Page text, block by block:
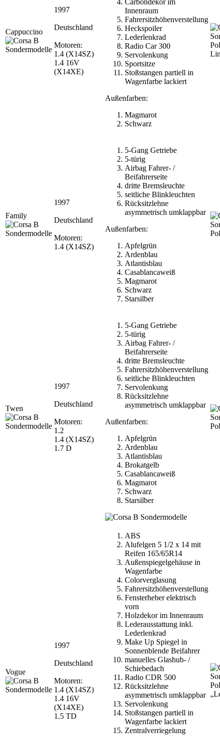
Cappuccino
1997
Deutschland
Motoren:
1.4 (X14SZ)
1.4 16V
(X14XE)
Innenraum
Fahrersitzhöhenverstellung
Heckspoiler
Lederlenkrad
Radio Car 300
Servolenkung
Sportsitze
Stoßstangen partiell in
Wagenfarbe lackiert
Außenfarben:
Magmarot
Schwarz
Family
1997
Deutschland
Motoren:
1.4 (X14SZ)
5-Gang Getriebe
5-türig
Airbag Fahrer- /
Beifahrerseite
dritte Bremsleuchte
seitliche Blinkleuchten
Rücksitzlehne
asymmetrisch umklappbar
Außenfarben:
Apfelgrün
Ardenblau
Atlantisblau
Casablancaweiß
Magmarot
Schwarz
Starsilber
Twen
1997
Deutschland
Motoren:
1.2
1.4 (X14SZ)
1.7 D
5-Gang Getriebe
5-türig
Airbag Fahrer- /
Beifahrerseite
dritte Bremsleuchte
Fahrersitzhöhenverstellung
seitliche Blinkleuchten
Servolenkung
Rücksitzlehne
asymmetrisch umklappbar
Außenfarben:
Apfelgrün
Ardenblau
Atlantisblau
Brokatgelb
Casablancaweiß
Magmarot
Schwarz
Starsilber
Vogue
1997
Deutschland
Motoren:
1.4 (X14SZ)
1.4 16V
(X14XE)
1.5 TD
ABS
Alufelgen 5 1/2 x 14 mit
Reifen 165/65R14
Außenspiegelgehäuse in
Wagenfarbe
Colorverglasung
Fahrersitzhöhenverstellung
Fensterheber elektrisch
vorn
Holzdekor im Innenraum
Lederausstattung inkl.
Lederlenkrad
Make Up Spiegel in
Sonnenblende Beifahrer
manuelles Glashub- /
Schiebedach
Radio CDR 500
Rücksitzlehne
asymmetrisch umklappbar
Servolenkung
Stoßstangen partiell in
Wagenfarbe lackiert
Zentralverriegelung